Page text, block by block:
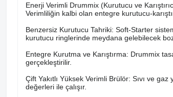
Enerji Verimli Drummix (Kurutucu ve
Verimliliğin kalbi olan entegre kurutucu-
Benzersiz Kurutucu Tahriki: Soft-Starter
kurutucu ringlerinde meydana gelebilecek
Entegre Kurutma ve Karıştırma: Drummix
gerçekleştirilir.
Çift Yakıtlı Yüksek Verimli Brülör: Sıvı ve
değerleri ile çalışır.